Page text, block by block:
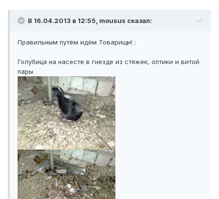
В 16.04.2013 в 12:55, mousus сказал:
Правильным путём идём Товарищи! :
Голубица на насесте в гнезде из стяжек, оптики и витой
пары